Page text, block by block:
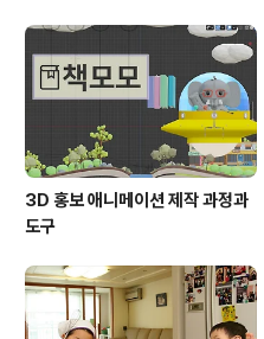
3D 홍보 애니메이션 제작 과정과
도구